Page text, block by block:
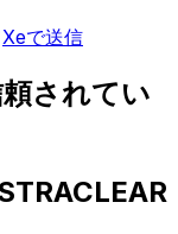
Xeで送信
されてい